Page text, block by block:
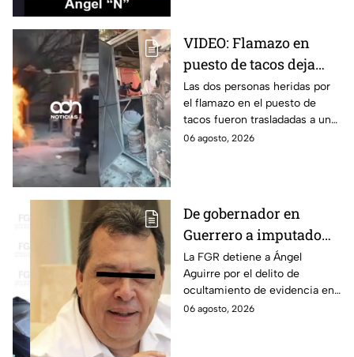
VIDEO: Flamazo en
puesto de tacos deja
dos heridos en CDMX
Las dos personas heridas por
el flamazo en el puesto de
tacos fueron trasladadas a un
hospital para recibir atención
06 agosto, 2026
De gobernador en
Guerrero a imputado
por la "Verdad
Histórica"; Así fue como
Ángel Aguirre obstruyó
la justicia en caso
La FGR detiene a Ángel
Aguirre por el delito de
ocultamiento de evidencia en
el caso Ayotzinapa. Esta es la
06 agosto, 2026